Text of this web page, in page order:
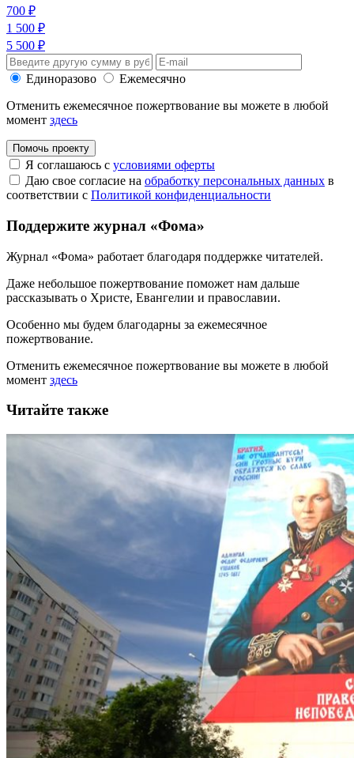
700 ₽
1 500 ₽
5 500 ₽
Единоразово
Ежемесячно
Отменить ежемесячное пожертвование вы можете в любой
момент здесь
Помочь проекту
Я соглашаюсь с условиями оферты
Даю свое согласие на обработку персональных данных в
соответствии с Политикой конфиденциальности
Поддержите журнал «Фома»
Журнал «Фома» работает благодаря поддержке читателей.
Даже небольшое пожертвование поможет нам дальше
рассказывать о Христе, Евангелии и православии.
Особенно мы будем благодарны за ежемесячное
пожертвование.
Отменить ежемесячное пожертвование вы можете в любой
момент здесь
Читайте также